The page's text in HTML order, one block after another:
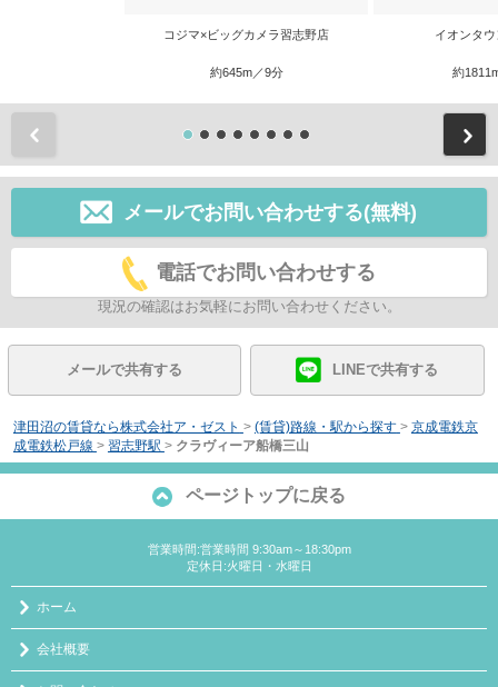
コジマ×ビッグカメラ習志野店
約645m／9分
イオンタ
約
メールでお問い合わせする(無料)
電話でお問い合わせする
現況の確認はお気軽にお問い合わせください。
メールで共有する LINEで共有する
津田沼の賃貸なら株式会社ア・ゼスト > (賃貸)路線・駅から探す > 京成電鉄京
成電鉄松戸線 > 習志野駅 > クラヴィーア船橋三山
ページトップに戻る
営業時間:営業時間 9:30am～18:30pm
定休日:火曜日・水曜日
ホーム
会社概要